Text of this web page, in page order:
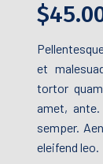
$
et
tortor
amet,
semper.
eleifend leo.